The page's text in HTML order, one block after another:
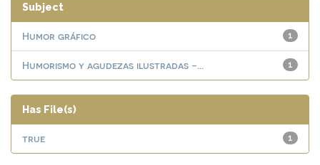
Subject
1
Humor gráfico
1
Humorismo y agudezas ilustradas -...
Has File(s)
1
true